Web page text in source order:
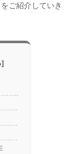
ご紹介していき